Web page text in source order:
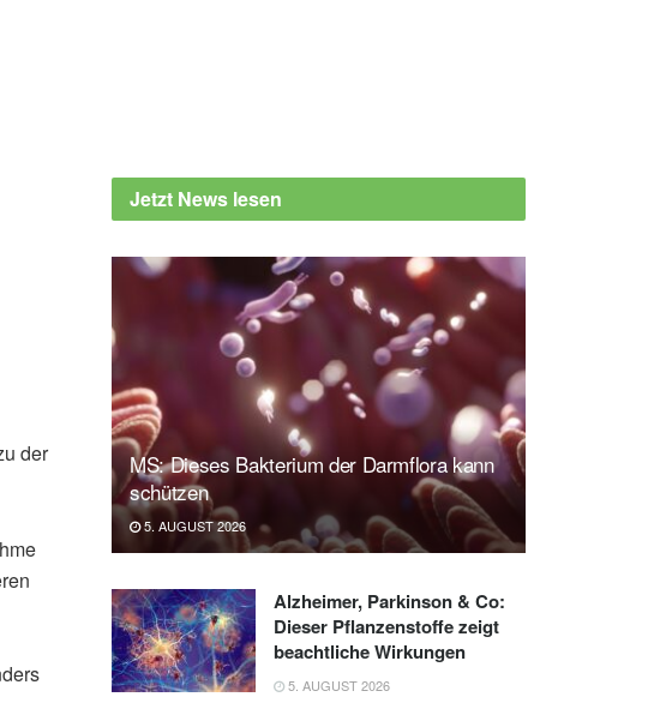
der
Jetzt News lesen
MS: Dieses Bakterium der Darmflora kann
schützen
5. AUGUST 2026
Alzheimer, Parkinson & Co:
Dieser Pflanzenstoffe zeigt
beachtliche Wirkungen
5. AUGUST 2026